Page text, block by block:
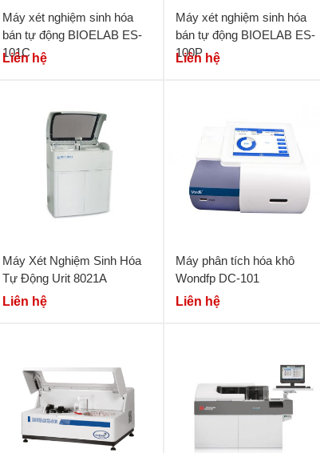
Máy xét nghiệm sinh hóa
bán tự động BIOELAB ES-
101C
Liên hệ
Máy xét nghiệm sinh hóa
bán tự động BIOELAB ES-
100P
Liên hệ
Máy Xét Nghiệm Sinh Hóa
Tự Động Urit 8021A
Liên hệ
Máy phân tích hóa khô
Wondfp DC-101
Liên hệ